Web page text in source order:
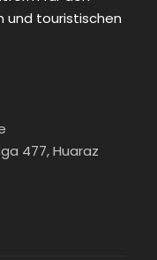
und touristischen
477, Huaraz